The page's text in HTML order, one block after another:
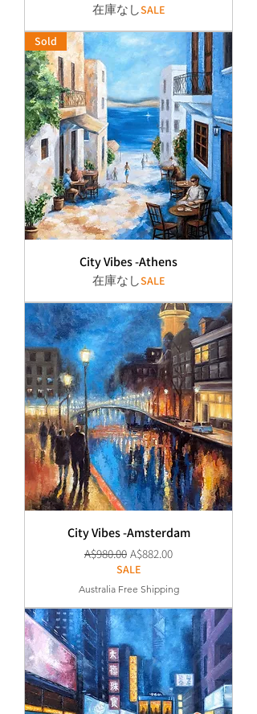
在庫なしSALE
Sold
City Vibes -Athens
在庫なしSALE
City Vibes -Amsterdam
通常価格
A$980.00 セール価格
A$882.00
SALE
Australia Free Shipping